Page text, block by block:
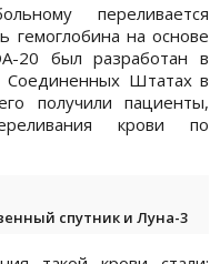
переливается
гемоглобина на основе
20 был разработан в
Соединенных Штатах в
получили пациенты,
крови по
спутник и Луна-3